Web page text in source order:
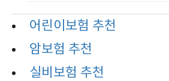
어린이보험 추천
암보험 추천
실비보험 추천